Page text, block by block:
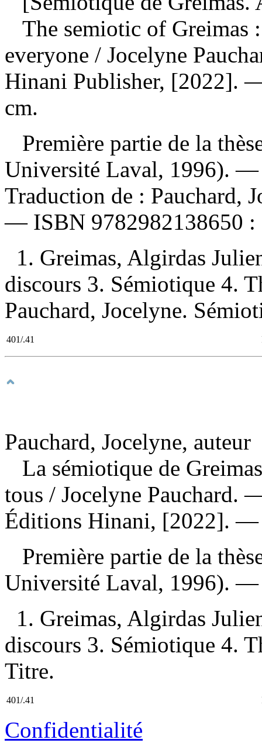
The semiotic of Greimas
everyone / Jocelyne
Hinani Publisher, [2022].
cm.
Première partie de la
Université Laval, 1996).
Traduction de : Pauchard,
— ISBN 9782982138650 :
1. Greimas, Algirdas
discours 3. Sémiotique 4.
Pauchard, Jocelyne.
401/.41
Pauchard, Jocelyne, auteur
La sémiotique de
tous / Jocelyne Pauchard.
Éditions Hinani, [2022]. —
Première partie de la
Université Laval, 1996).
1. Greimas, Algirdas
discours 3. Sémiotique 4.
Titre.
401/.41
Confidentialité